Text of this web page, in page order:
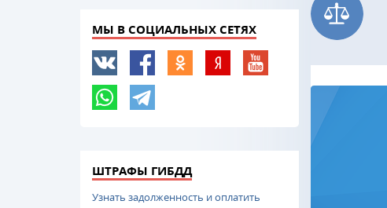
МЫ В СОЦИАЛЬНЫХ СЕТЯХ
ШТРАФЫ ГИБДД
Узнать задолженность и оплатить